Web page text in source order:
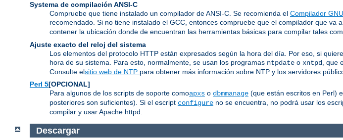
Systema de compilación ANSI-C
Compruebe que tiene instalado un compilador de ANSI-C. Se recomienda el Compilador
recomendado. Si no tiene instalado el GCC, entonces compruebe que el compilador que va
contener la ubicación donde de encuentran las herramientas básicas para compilar tales
Ajuste exacto del reloj del sistema
Los elementos del protocolo HTTP están expresados según la hora del día. Por eso, si
hora de su sistema. Para esto, normalmente, se usan los programas ntpdate o xntpd
, que
Consulte elsitio web de NTP para obtener más información sobre NTP y los servidores
Perl 5[OPCIONAL]
Para algunos de los scripts de soporte comoapxs o dbmmanage (que están escritos en Perl)
posteriores son suficientes). Si el escript configure no se encuentra, no podrá usar los
compilar y usar Apache httpd.
Descargar